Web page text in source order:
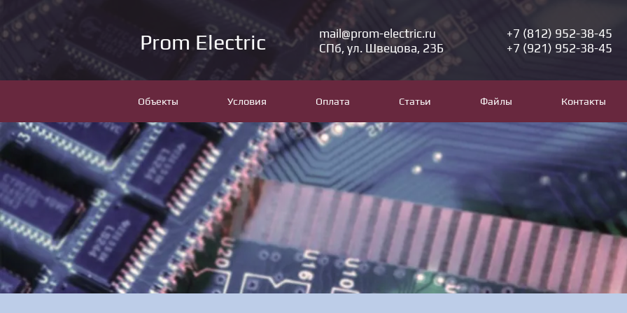
Prom Electric
mail@prom-electric.ru
СПб, ул. Швецова, 23Б
+7 (812) 952-38-45
+7 (921) 952-38-45
Объекты Условия Оплата Статьи Файлы Контакты